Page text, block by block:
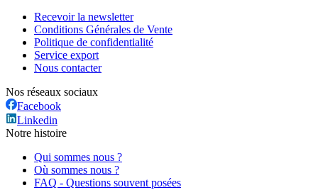
Recevoir la newsletter
Conditions Générales de Vente
Politique de confidentialité
Service export
Nous contacter
Nos réseaux sociaux
Facebook
Linkedin
Notre histoire
Qui sommes nous ?
Où sommes nous ?
FAQ - Questions souvent posées